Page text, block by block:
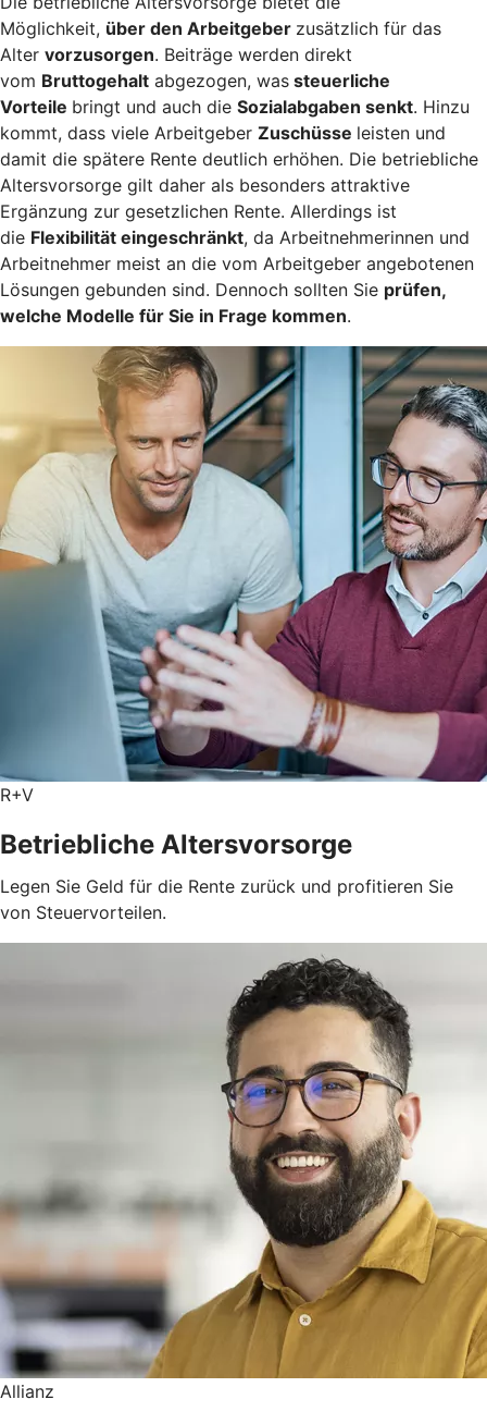
Möglichkeit, über den Arbeitgeber zusätzlich für das
Alter vorzusorgen. Beiträge werden direkt
vom Bruttogehalt abgezogen, was steuerliche
Vorteile bringt und auch die Sozialabgaben senkt. Hinzu
kommt, dass viele Arbeitgeber Zuschüsse leisten und
damit die spätere Rente deutlich erhöhen. Die betriebliche
Altersvorsorge gilt daher als besonders attraktive
Ergänzung zur gesetzlichen Rente. Allerdings ist
die Flexibilität eingeschränkt, da Arbeitnehmerinnen und
Arbeitnehmer meist an die vom Arbeitgeber angebotenen
Lösungen gebunden sind. Dennoch sollten Sie prüfen,
welche Modelle für Sie in Frage kommen.
R+V
Betriebliche Altersvorsorge
Legen Sie Geld für die Rente zurück und profitieren Sie
von Steuervorteilen.
Allianz